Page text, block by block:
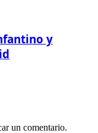
y
un comentario.